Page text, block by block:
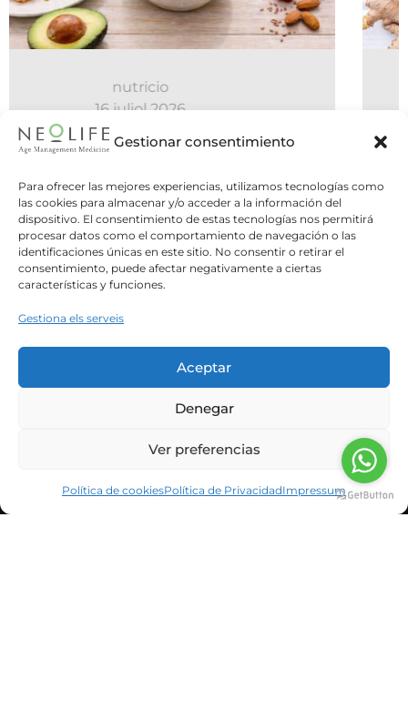
Gestionar consentimiento
Para ofrecer las mejores experiencias, utilizamos tecnologías como
las cookies para almacenar y/o acceder a la información del
dispositivo. El consentimiento de estas tecnologías nos permitirá
procesar datos como el comportamiento de navegación o las
identificaciones únicas en este sitio. No consentir o retirar el
consentimiento, puede afectar negativamente a ciertas
características y funciones.
Gestiona els serveis
Aceptar
Denegar
Ver preferencias
Política de cookiesPolítica de PrivacidadImpressum
06 juliol 2026
Cal fer cinc àpats al dia o és millor
Dues estratègies oposades, una mateixa
pregunta: quina és la millor manera
d&#8217;organitzar els nostres...